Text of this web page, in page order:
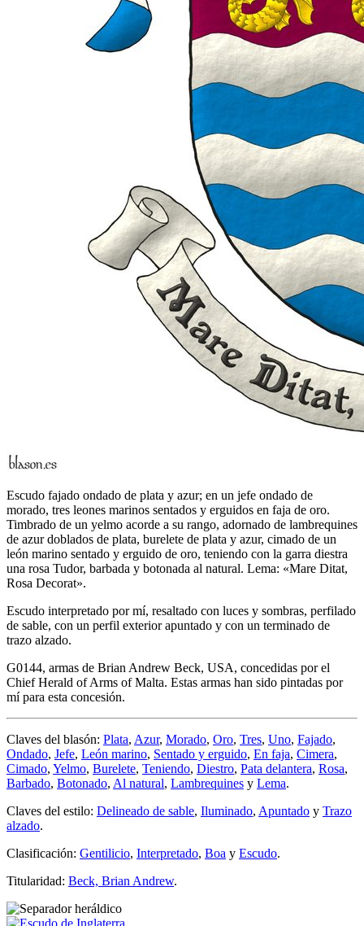
Escudo fajado ondado de plata y azur; en un jefe ondado de
morado, tres leones marinos sentados y erguidos en faja de oro.
Timbrado de un yelmo acorde a su rango, adornado de lambrequines
de azur doblados de plata, burelete de plata y azur, cimado de un
león marino sentado y erguido de oro, teniendo con la garra diestra
una rosa Tudor, barbada y botonada al natural. Lema: «Mare Ditat,
Rosa Decorat».
Escudo interpretado por mí, resaltado con luces y sombras, perfilado
de sable, con un perfil exterior apuntado y con un terminado de
trazo alzado.
G0144, armas de Brian Andrew Beck, USA, concedidas por el
Chief Herald of Arms of Malta. Estas armas han sido pintadas por
mí para esta concesión.
Claves del blasón: Plata, Azur, Morado, Oro, Tres, Uno, Fajado,
Ondado, Jefe, León marino, Sentado y erguido, En faja, Cimera,
Cimado, Yelmo, Burelete, Teniendo, Diestro, Pata delantera, Rosa,
Barbado, Botonado, Al natural, Lambrequines y Lema.
Claves del estilo: Delineado de sable, Iluminado, Apuntado y Trazo
alzado.
Clasificación: Gentilicio, Interpretado, Boa y Escudo.
Titularidad: Beck, Brian Andrew.